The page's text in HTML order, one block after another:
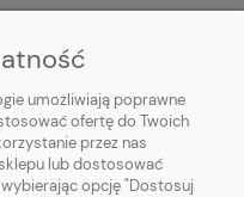
umożliwiają poprawne
ofertę do Twoich
przez nas
lub dostosować
opcję "Dostosuj